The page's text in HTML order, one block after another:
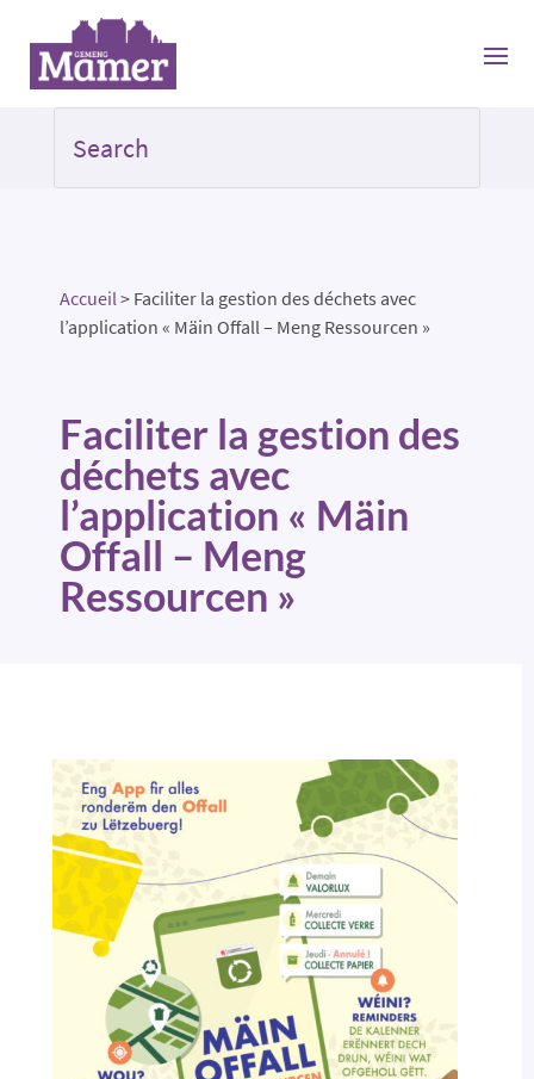
Accueil> Faciliter la gestion des déchets avec
l’application « Mäin Offall – Meng Ressourcen »
Faciliter la gestion des
déchets avec
l’application « Mäin
Offall – Meng
Ressourcen »